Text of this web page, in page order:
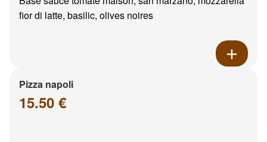
fior di latte, basilic, olives noires
Pizza napoli
15.50 €